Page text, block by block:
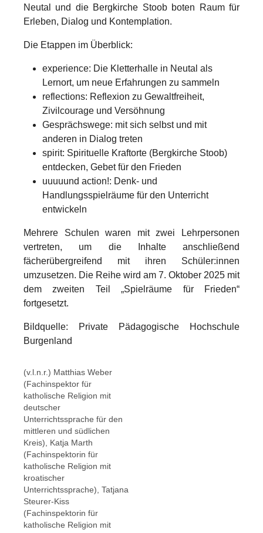
Neutal und die Bergkirche Stoob boten Raum für
Erleben, Dialog und Kontemplation.
Die Etappen im Überblick:
experience: Die Kletterhalle in Neutal als
Lernort, um neue Erfahrungen zu sammeln
reflections: Reflexion zu Gewaltfreiheit,
Zivilcourage und Versöhnung
Gesprächswege: mit sich selbst und mit
anderen in Dialog treten
spirit: Spirituelle Kraftorte (Bergkirche Stoob)
entdecken, Gebet für den Frieden
uuuuund action!: Denk- und
Handlungsspielräume für den Unterricht
entwickeln
Mehrere Schulen waren mit zwei Lehrpersonen
vertreten, um die Inhalte anschließend
fächerübergreifend mit ihren Schüler:innen
umzusetzen. Die Reihe wird am 7. Oktober 2025 mit
dem zweiten Teil„Spielräume für Frieden“
fortgesetzt.
Bildquelle: Private Pädagogische Hochschule
Burgenland
Show larger version
(v.l.n.r.) Matthias Weber
(Fachinspektor für
katholische Religion mit
deutscher
Unterrichtssprache für den
mittleren und südlichen
Kreis), Katja Marth
(Fachinspektorin für
katholische Religion mit
kroatischer
Unterrichtssprache), Tatjana
Steurer-Kiss
(Fachinspektorin für
katholische Religion mit